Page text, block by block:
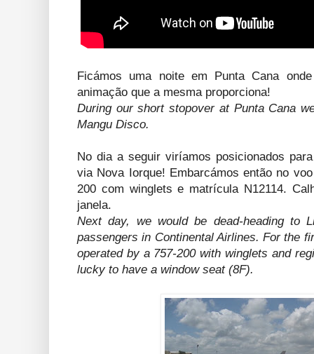
Ficámos uma noite em Punta Cana
animação que a mesma proporciona!
During our short stopover at Punta Cana
Mangu Disco.
No dia a seguir viríamos posicionados
via Nova Iorque! Embarcámos então no
200 com winglets e matrícula N12114.
janela.
Next day, we would be dead-heading to
passengers in Continental Airlines. For the
operated by a 757-200 with winglets and
lucky to have a window seat (8F).